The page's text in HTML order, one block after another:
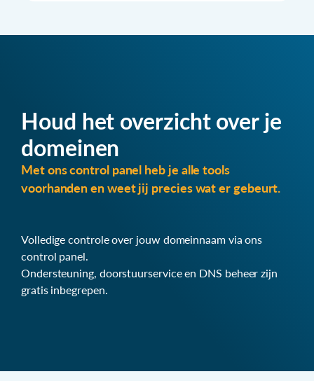
Houd het overzicht over je
domeinen
Met ons control panel heb je alle tools
voorhanden en weet jij precies wat er gebeurt.
Volledige controle over jouw domeinnaam via ons
control panel.
Ondersteuning, doorstuurservice en DNS beheer zijn
gratis inbegrepen.